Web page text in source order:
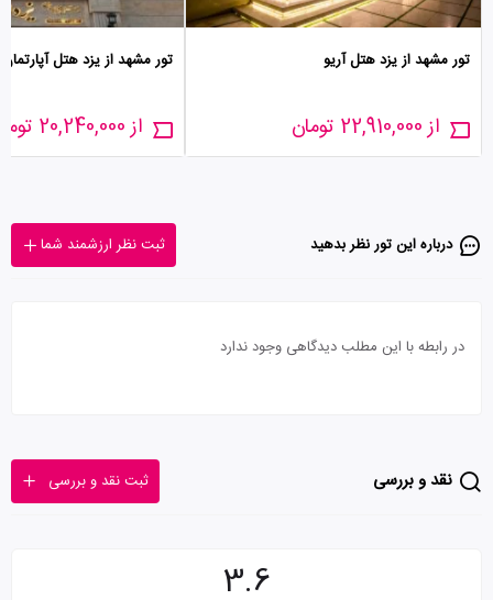
تور مشهد از یزد هتل آریو
از 22,910,000 تومان
تور مشهد از یزد هتل
از 20,240,000 تومان
درباره این تور‌ نظر بدهید ثبت نظر ارزشمند شما
در رابطه با این مطلب دیدگاهی وجود ندارد
نقد و بررسی ثبت نقد و بررسی
3.6